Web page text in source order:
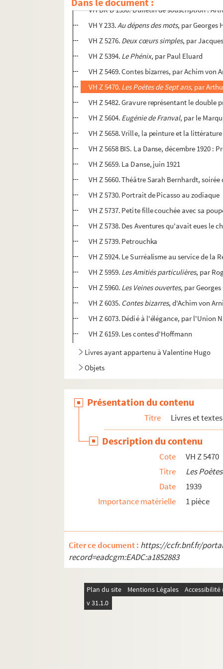
VH BR B 1530. Bulletin de souscription :
VH Y 233.Au dépens des mots, par Georges
VH Z 5276. Deux cœurs simples, par
VH Z 5394. Le Phénix, par Paul Eluard
VH Z 5469. Contes bizarres, par Achim
VH Z 5470. Les Poètes de Sept ans, par
VH Z 5482. Gravure représentant le double
VH Z 5604. Eugénie de Franval, par le
VH Z 5658. Vrille, la peinture et la
VH Z 5658 BIS. La Danse, décembre 1920 :
VH Z 5659. La Danse, juin 1921
VH Z 5660. Théâtre Sarah Bernhardt,
VH Z 5730. Portrait de Picasso au zodiaque
VH Z 5737. Petite fille couchée avec sa
VH Z 5738. Des Aventures qu'avait eues le
VH Z 5739. Petrouchka
VH Z 5924. Le Surréalisme au service de la
VH Z 5959. Les Amitiés particulières, par
VH Z 5960. Les Veines ouvertes, par
VH Z 6035. Contes bizarres, d'Achim von
VH Z 6073. Dédié à l'élégance, par l'Union
VH Z 6159. Les contes d'Hoffmann
Livres ayant appartenu à Valentine Hugo
Objets
Présentation du contenu
Titre Livres et
Description du contenu
Cote
VH Z 5470
Titre
Les
Date
1939
Importance matérielle
1 pièce
Citer ce document : https://ccfr.bnf.fr/
record=eadcgm:EADC:a1852883
Plan du site Mentions Légales
v 31.1.0